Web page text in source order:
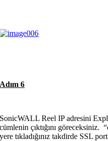
Adım 6
SonicWALL Reel IP adresini
cümlenin çıktığını göreceksiniz. “
yere tıkladığınız takdirde SSL